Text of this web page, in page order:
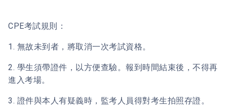
CPE考試規則：
1. 無故未到者，將取消一次考試資格。
2. 學生須帶證件，以方便查驗。報到時間結束後，不得再
進入考場。
3. 證件與本人有疑義時，監考人員得對考生拍照存證。